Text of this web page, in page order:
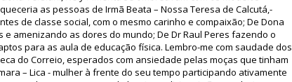
as pessoas de Irmã Beata – Nossa Teresa de Calcutá,-
de classe social, com o mesmo carinho e compaixão; De Dona
amenizando as dores do mundo; De Dr Raul Peres fazendo o
para as aula de educação física. Lembro-me com saudade dos
do Correio, esperados com ansiedade pelas moças que tinham
– Lica - mulher à frente do seu tempo participando ativamente